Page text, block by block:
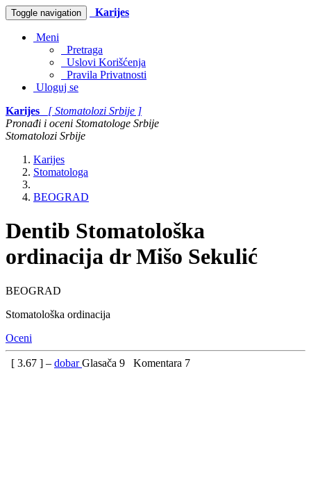
Toggle navigation Karijes
Meni
Pretraga
Uslovi Korišćenja
Pravila Privatnosti
Uloguj se
Karijes
[ Stomatolozi Srbije ]
Pronađi i oceni Stomatologe Srbije
Stomatolozi Srbije
Karijes
Stomatologa
BEOGRAD
Dentib Stomatološka
ordinacija dr Mišo Sekulić
BEOGRAD
Stomatološka ordinacija
Oceni
[ 3.67 ] – dobarGlasača 9 Komentara 7